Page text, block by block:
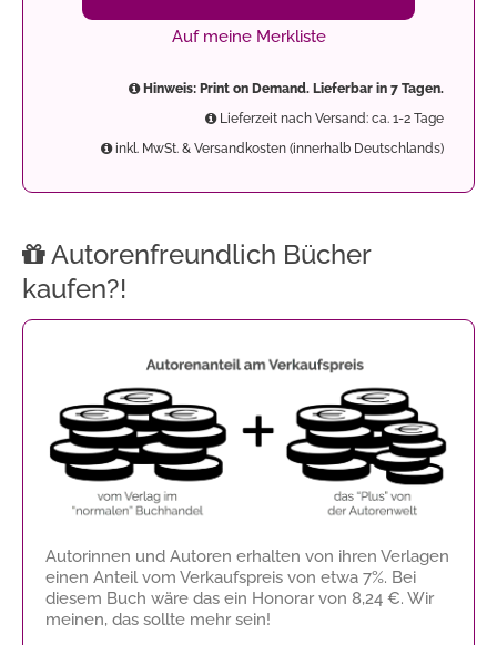
Auf meine Merkliste
Hinweis: Print on Demand. Lieferbar in 7 Tagen.
Lieferzeit nach Versand: ca. 1-2 Tage
inkl. MwSt. & Versandkosten (innerhalb Deutschlands)
Autorenfreundlich Bücher
kaufen?!
Autorinnen und Autoren erhalten von ihren Verlagen
einen Anteil vom Verkaufspreis von etwa 7%. Bei
diesem Buch wäre das ein Honorar von 8,24 €. Wir
meinen, das sollte mehr sein!